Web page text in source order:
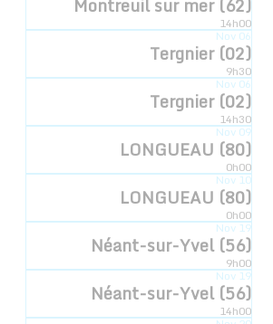
Montreuil sur mer (62)
14h00
Nov06
Tergnier (02)
9h30
Nov06
Tergnier (02)
14h30
Nov09
LONGUEAU (80)
0h00
Nov10
LONGUEAU (80)
0h00
Nov19
Néant-sur-Yvel (56)
9h00
Nov19
Néant-sur-Yvel (56)
14h00
Médiathèque Alexandre Jardin
France + Google Map
Inscription newsletter
© 2022 - Compagnie Hyperbole à Trois Poils
Mentions légales
Graphique:D.DELCOQUE